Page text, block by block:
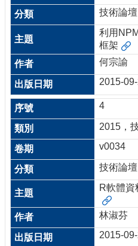
技術論壇
利用
框架
何宗諭
2015-
4
2015，
v0034
技術論壇
R軟體資
林淑芬
2015-